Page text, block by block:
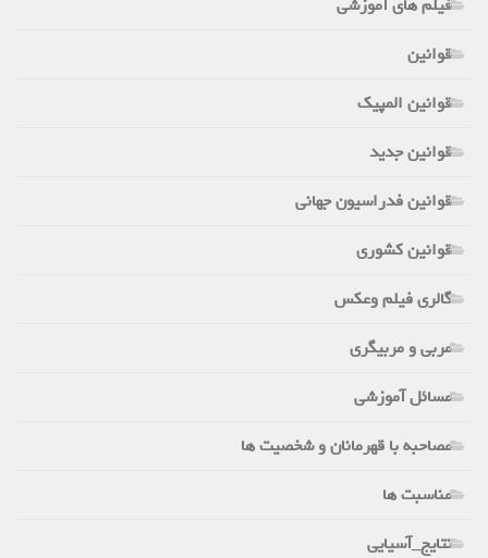
فیلم های آموزشی
قوانین
قوانین المپیک
قوانین جدید
قوانین فدراسیون جهانی
قوانین کشوری
گالری فیلم وعکس
مربی و مربیگری
مسائل آموزشی
مصاحبه با قهرمانان و شخصیت ها
مناسبت ها
نتایج_آسیایی